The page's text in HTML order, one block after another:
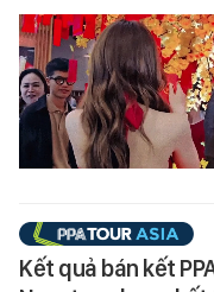
Kết quả bán kết